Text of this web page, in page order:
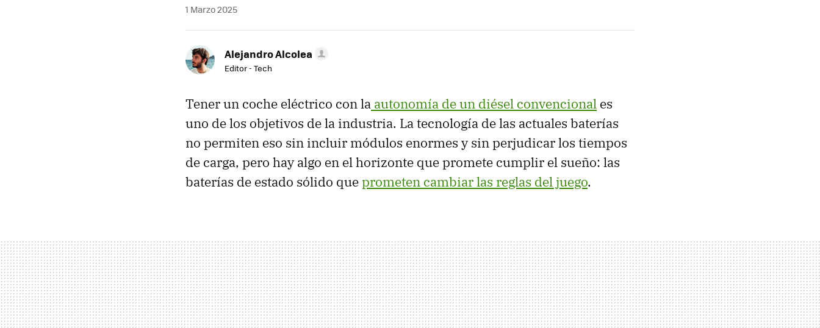
1 Marzo 2025
Alejandro Alcolea
Editor - Tech
Tener un coche eléctrico con la autonomía de un diésel convencional es
uno de los objetivos de la industria. La tecnología de las actuales baterías
no permiten eso sin incluir módulos enormes y sin perjudicar los tiempos
de carga, pero hay algo en el horizonte que promete cumplir el sueño: las
baterías de estado sólido queprometen cambiar las reglas del juego.